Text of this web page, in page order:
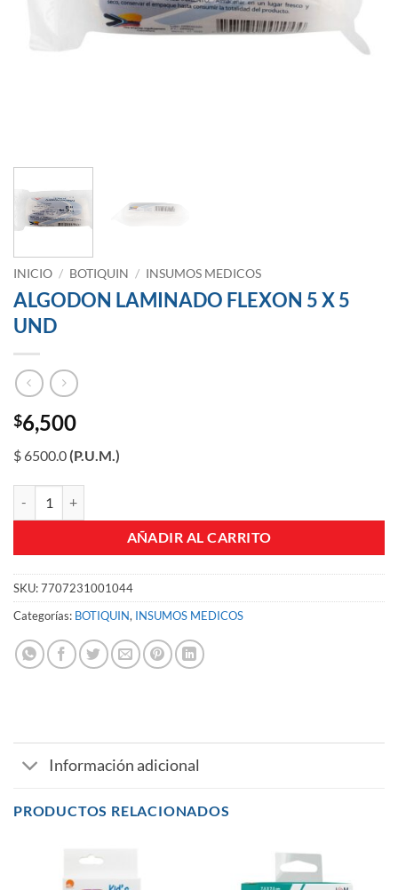
INICIO / BOTIQUIN / INSUMOS MEDICOS
ALGODON LAMINADO FLEXON 5 X 5
UND
$6,500
$ 6500.0(P.U.M.)
AÑADIR AL CARRITO
SKU:7707231001044
Categorías: BOTIQUIN, INSUMOS MEDICOS
Información adicional
PRODUCTOS RELACIONADOS